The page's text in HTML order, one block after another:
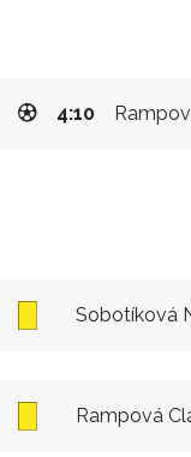
4:10
Sobotíková
Rampová